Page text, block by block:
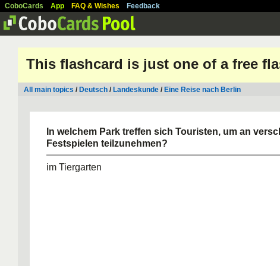
CoboCards App FAQ & Wishes Feedback
This flashcard is just one of a free
All main topics / Deutsch / Landeskunde / Eine Reise nach Berlin
In welchem Park treffen sich Touristen, um an
Festspielen teilzunehmen?
im Tiergarten